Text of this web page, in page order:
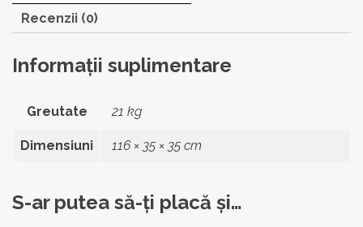
Recenzii (0)
Informații suplimentare
Greutate 21 kg
Dimensiuni 116 × 35 × 35 cm
S-ar putea să-ți placă și…